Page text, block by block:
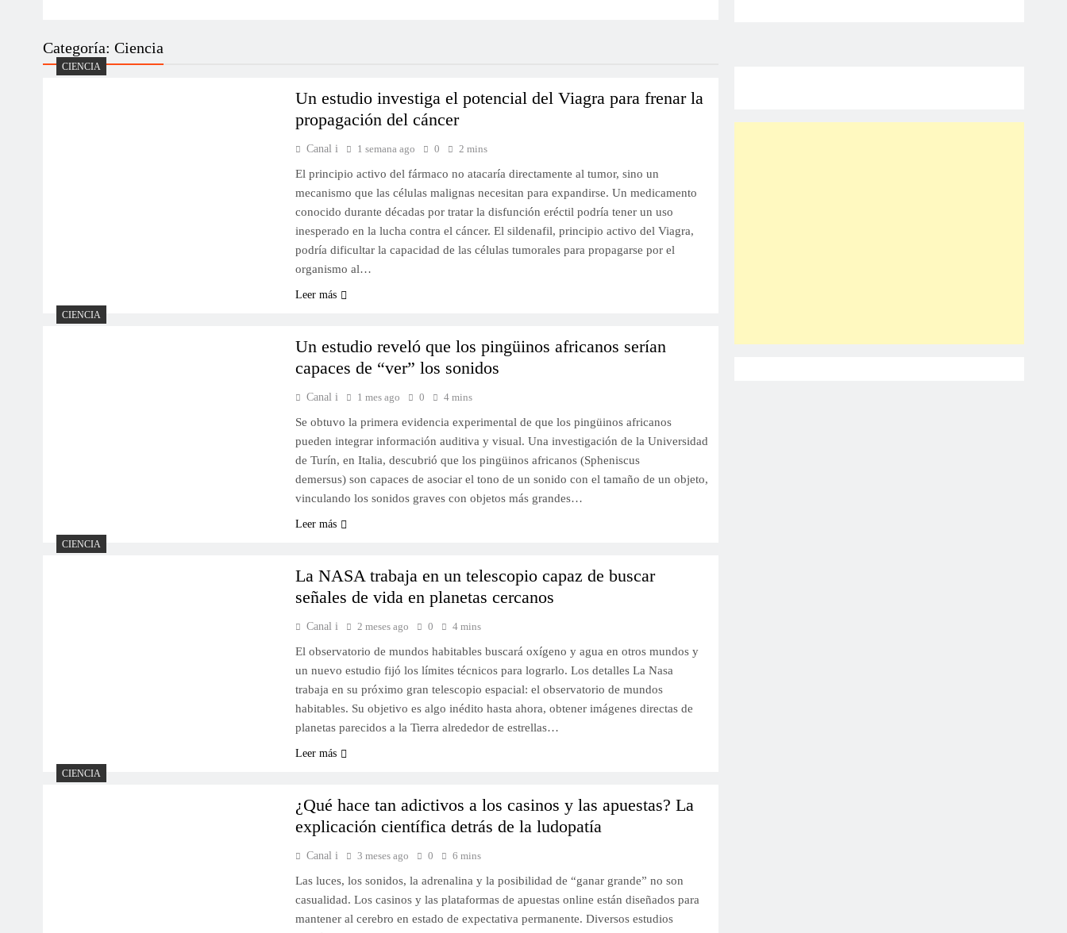
Categoría: Ciencia
CIENCIA
Un estudio investiga el potencial del Viagra para frenar la
propagación del cáncer
Canal i 1 semana ago 0 2 mins
El principio activo del fármaco no atacaría directamente al tumor, sino un
mecanismo que las células malignas necesitan para expandirse. Un medicamento
conocido durante décadas por tratar la disfunción eréctil podría tener un uso
inesperado en la lucha contra el cáncer. El sildenafil, principio activo del Viagra,
podría dificultar la capacidad de las células tumorales para propagarse por el
organismo al…
Leer más
CIENCIA
Un estudio reveló que los pingüinos africanos serían
capaces de “ver” los sonidos
Canal i 1 mes ago 0 4 mins
Se obtuvo la primera evidencia experimental de que los pingüinos africanos
pueden integrar información auditiva y visual. Una investigación de la Universidad
de Turín, en Italia, descubrió que los pingüinos africanos (Spheniscus
demersus) son capaces de asociar el tono de un sonido con el tamaño de un objeto,
vinculando los sonidos graves con objetos más grandes…
Leer más
CIENCIA
La NASA trabaja en un telescopio capaz de buscar
señales de vida en planetas cercanos
Canal i 2 meses ago 0 4 mins
El observatorio de mundos habitables buscará oxígeno y agua en otros mundos y
un nuevo estudio fijó los límites técnicos para lograrlo. Los detalles La Nasa
trabaja en su próximo gran telescopio espacial: el observatorio de mundos
habitables. Su objetivo es algo inédito hasta ahora, obtener imágenes directas de
planetas parecidos a la Tierra alrededor de estrellas…
Leer más
CIENCIA
¿Qué hace tan adictivos a los casinos y las apuestas? La
explicación científica detrás de la ludopatía
Canal i 3 meses ago 0 6 mins
Las luces, los sonidos, la adrenalina y la posibilidad de “ganar grande” no son
casualidad. Los casinos y las plataformas de apuestas online están diseñados para
mantener al cerebro en estado de expectativa permanente. Diversos estudios